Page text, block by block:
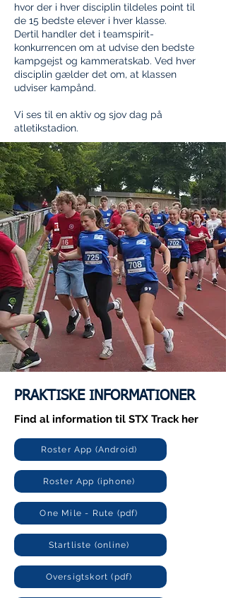
hvor der i hver disciplin tildeles point til
de 15 bedste elever i hver klasse.
Dertil handler det i teamspirit-
konkurrencen om at udvise den bedste
kampgejst og kammeratskab. Ved hver
disciplin gælder det om, at klassen
udviser kampånd.
Vi ses til en aktiv og sjov dag på
atletikstadion.
PRAKTISKE INFORMATIONER
Find al information til STX Track her
Roster App (Android)
Roster App (iphone)
One Mile - Rute (pdf)
Startliste (online)
Oversigtskort (pdf)